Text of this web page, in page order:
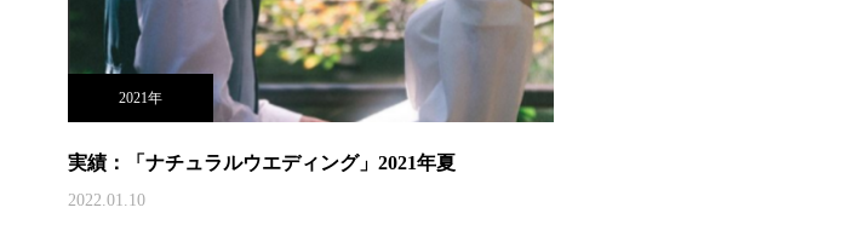
2021年
実績：「ナチュラルウエディング」2021年夏
2022.01.10